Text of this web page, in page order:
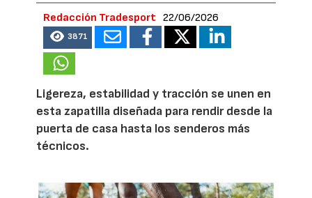
Redacción Tradesport 22/06/2026
3871
Ligereza, estabilidad y tracción se unen en
esta zapatilla diseñada para rendir desde la
puerta de casa hasta los senderos más
técnicos.